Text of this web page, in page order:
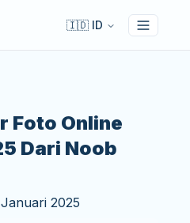
🇮🇩 ID Toggle
Foto Online
Dari Noob
2025